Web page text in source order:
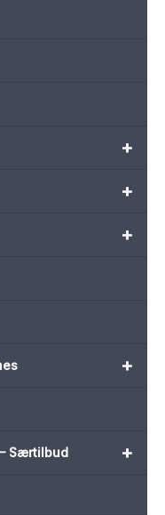
+
+
+
+
+
Særtilbud